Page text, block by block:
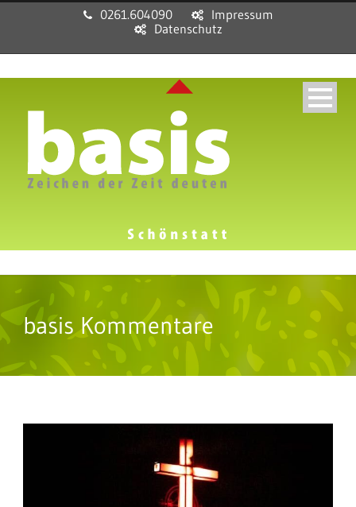
0261.604090
Impressum
Datenschutz
basis Kommentare